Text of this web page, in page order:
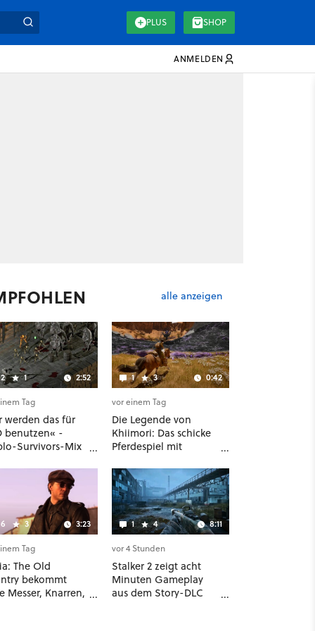
PLUS SHOP
ANMELDEN
alle anzeigen
1 2:52
Tag
werden das für
benutzen« -
Survivors-Mix
Map-Tool
1 3 0:42
vor einem Tag
Die Legende von
Khiimori: Das schicke
Pferdespiel mit
und Unreal-Grafik
wird jetzt noch größer
und gefährlicher
6 3 3:23
Tag
The Old
bekommt
Messer, Knarren,
1 4 8:11
vor 4 Stunden
Stalker 2 zeigt acht
Minuten Gameplay
aus dem Story-DLC